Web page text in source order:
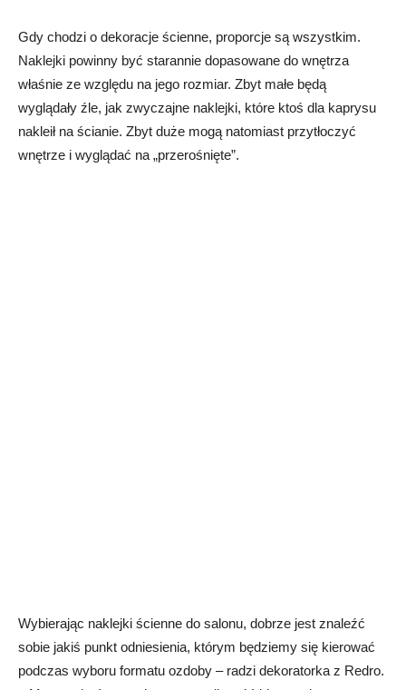
Gdy chodzi o dekoracje ścienne, proporcje są wszystkim.
Naklejki powinny być starannie dopasowane do wnętrza
właśnie ze względu na jego rozmiar. Zbyt małe będą
wyglądały źle, jak zwyczajne naklejki, które ktoś dla kaprysu
nakleił na ścianie. Zbyt duże mogą natomiast przytłoczyć
wnętrze i wyglądać na „przerośnięte”.
Wybierając naklejki ścienne do salonu, dobrze jest znaleźć
sobie jakiś punkt odniesienia, którym będziemy się kierować
podczas wyboru formatu ozdoby – radzi dekoratorka z Redro.